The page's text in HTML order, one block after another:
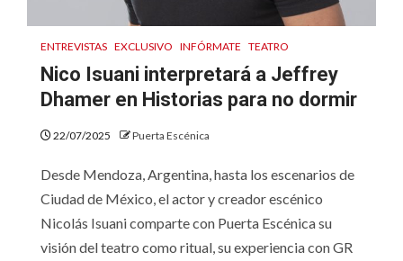
ENTREVISTAS EXCLUSIVO INFÓRMATE TEATRO
Nico Isuani interpretará a Jeffrey
Dhamer en Historias para no dormir
22/07/2025 Puerta Escénica
Desde Mendoza, Argentina, hasta los escenarios de
Ciudad de México, el actor y creador escénico
Nicolás Isuani comparte con Puerta Escénica su
visión del teatro como ritual, su experiencia con GR